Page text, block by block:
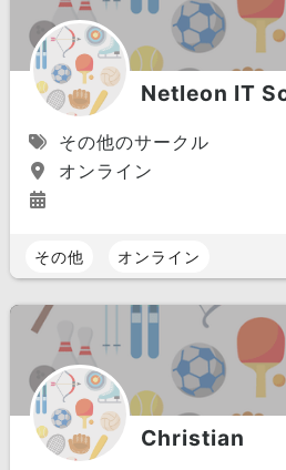
Netleon IT
その他のサークル
オンライン
その他 オンライン
Christian